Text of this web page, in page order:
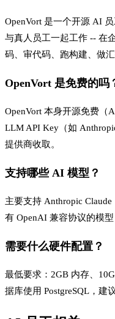
OpenVort 是一个开源 AI
与真人员工一起工作 -- 在
码、审代码、跑构建、做
OpenVort 是免费的吗
OpenVort 本身开源免费（
LLM API Key（如
提供商收取。
支持哪些 AI 模型？
主要支持 Anthropic
有 OpenAI 兼容协议的模型
需要什么硬件配置？
最低要求：2GB 内存、
据库使用 PostgreSQL，建